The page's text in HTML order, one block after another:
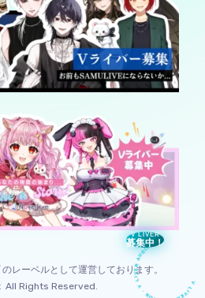
V LIVER AUDITION · V LIVER
V LIVER
募集中！
のレーベルとして運営しております。
Rights Reserved.